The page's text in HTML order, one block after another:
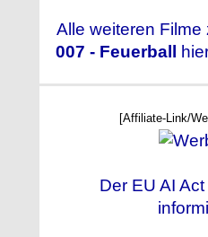
Alle weiteren Filme
007 - Feuerball
[Affiliate-Link/
Der EU AI